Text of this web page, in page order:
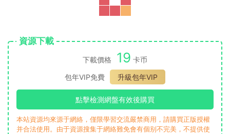
資源下載
下載價格 19 卡币
包年VIP免費
升級包年VIP
點擊檢測網盤有效後購買
本站資源均來源于網絡，僅限學習交流嚴禁商用，請購買正版授權
并合法使用。由于資源搜集于網絡難免會有個别不完美，不提供使